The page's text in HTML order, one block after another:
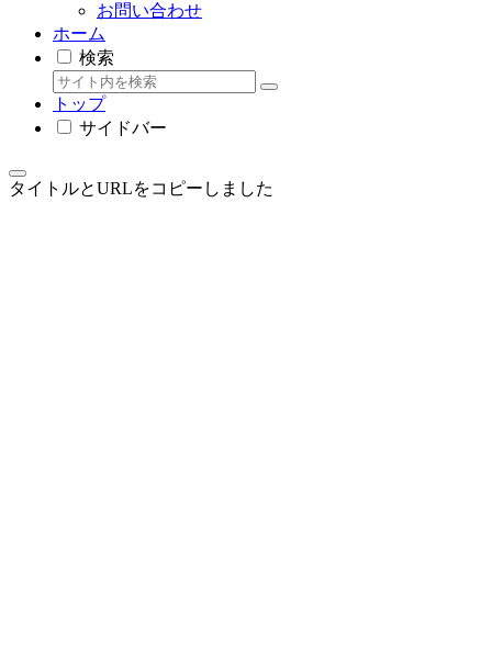
お問い合わせ
ホーム
検索
トップ
サイドバー
タイトルとURLをコピーしました